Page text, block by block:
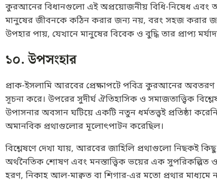
কুরআনের বিধানগুলো এই অপ্রয়োজনীয় বিধি-নিষেধ এবং
মানুষের জীবনকে কঠিন করার জন্য নয়, বরং সহজ করার
উপহার পায়, যেখানে মানুষের বিবেক ও বুদ্ধি তার প্রাপ্য
১০. উপসংহার
প্রাক-ইসলামি আরবের প্রেক্ষাপটে পবিত্র কুরআনের অবতরণ
সূচনা করে। উপরের সুদীর্ঘ ঐতিহাসিক ও সমাজতাত্ত্বিক
উপাসনার অবসান ঘটিয়ে একটি নতুন ধর্মতত্ত্বই প্রতিষ্ঠা
অমানবিক প্রথাগুলোর মূলোৎপাটন করেছিল।
বিশ্লেষণে দেখা যায়, আরবের জাহিলি প্রথাগুলো নিছকই
অর্থনৈতিক শোষণ এবং মনস্তাত্ত্বিক ভয়ের এক সুপরিকল্পিত
হরণ, নিকাহ আল-মাক্বত বা শিগার-এর মতো প্রথার মাধ্যমে